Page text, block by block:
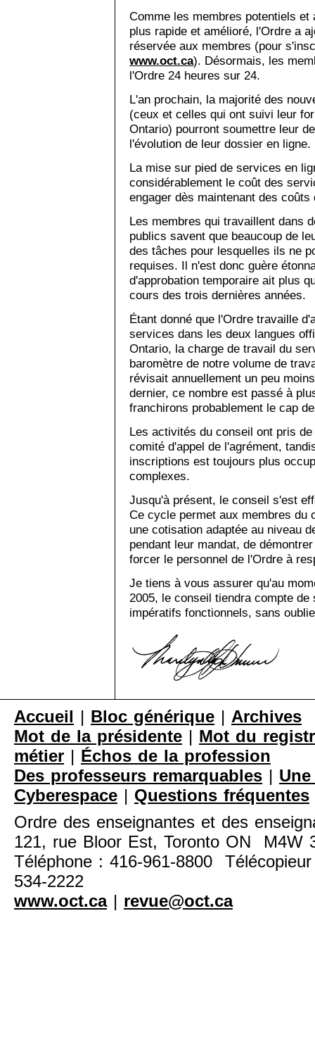
Comme les membres potentiels
plus rapide et amélioré, l'Ordre a
réservée aux membres (pour
www.oct.ca). Désormais, les
l'Ordre 24 heures sur 24.
L'an prochain, la majorité des
(ceux et celles qui ont suivi leur
Ontario) pourront soumettre leur
l'évolution de leur dossier en ligne.
La mise sur pied de services en
considérablement le coût des
engager dès maintenant des
Les membres qui travaillent dans
publics savent que beaucoup de
des tâches pour lesquelles ils ne
requises. Il n'est donc guère
d'approbation temporaire ait plus
cours des trois dernières années.
Étant donné que l'Ordre travaille
services dans les deux langues
Ontario, la charge de travail du
baromètre de notre volume de
révisait annuellement un peu
dernier, ce nombre est passé à
franchirons probablement le cap
Les activités du conseil ont pris
comité d'appel de l'agrément,
inscriptions est toujours plus
complexes.
Jusqu'à présent, le conseil s'est
Ce cycle permet aux membres du
une cotisation adaptée au niveau
pendant leur mandat, de
forcer le personnel de l'Ordre à
Je tiens à vous assurer qu'au
2005, le conseil tiendra compte
impératifs fonctionnels, sans
Accueil | Bloc générique | Archives
Mot de la présidente | Mot du
métier | Échos de la profession
Des professeurs remarquables |
Cyberespace | Questions fréquentes
Ordre des enseignantes et des
121, rue Bloor Est, Toronto ON M4W
Téléphone : 416-961-8800
534-2222
www.oct.ca| revue@oct.ca